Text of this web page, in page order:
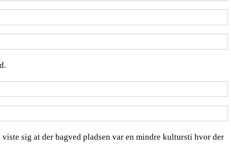
sig at der bagved pladsen var en mindre kultursti hvor der